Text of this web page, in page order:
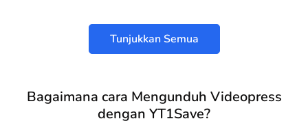
Tunjukkan Semua
Bagaimana cara Mengunduh Videopress
dengan YT1Save?